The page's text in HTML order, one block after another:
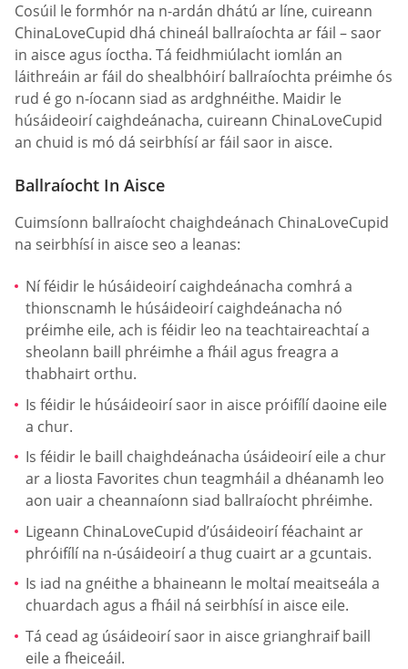
Cosúil le formhór na n-ardán dhátú ar líne, cuireann
ChinaLoveCupid dhá chineál ballraíochta ar fáil – saor
in aisce agus íoctha. Tá feidhmiúlacht iomlán an
láithreáin ar fáil do shealbhóirí ballraíochta préimhe ós
rud é go n-íocann siad as ardghnéithe. Maidir le
húsáideoirí caighdeánacha, cuireann ChinaLoveCupid
an chuid is mó dá seirbhísí ar fáil saor in aisce.
Ballraíocht In Aisce
Cuimsíonn ballraíocht chaighdeánach ChinaLoveCupid
na seirbhísí in aisce seo a leanas:
Ní féidir le húsáideoirí caighdeánacha comhrá a
thionscnamh le húsáideoirí caighdeánacha nó
préimhe eile, ach is féidir leo na teachtaireachtaí a
sheolann baill phréimhe a fháil agus freagra a
thabhairt orthu.
Is féidir le húsáideoirí saor in aisce próifílí daoine eile
a chur.
Is féidir le baill chaighdeánacha úsáideoirí eile a chur
ar a liosta Favorites chun teagmháil a dhéanamh leo
aon uair a cheannaíonn siad ballraíocht phréimhe.
Ligeann ChinaLoveCupid d’úsáideoirí féachaint ar
phróifílí na n-úsáideoirí a thug cuairt ar a gcuntais.
Is iad na gnéithe a bhaineann le moltaí meaitseála a
chuardach agus a fháil ná seirbhísí in aisce eile.
Tá cead ag úsáideoirí saor in aisce grianghraif baill
eile a fheiceáil.